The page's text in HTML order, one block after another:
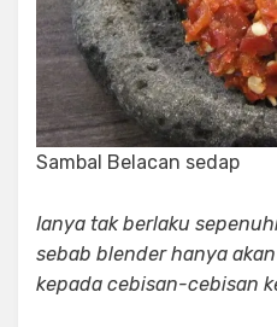
Sambal Belacan sedap
Ianya tak berlaku
sebab blender hanya
kepada cebisan-cebisan